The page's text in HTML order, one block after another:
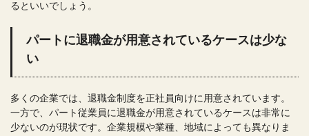
るといいでしょう。
パートに退職金が用意されているケースは少な
い
多くの企業では、退職金制度を正社員向けに用意されています。
一方で、パート従業員に退職金が用意されているケースは非常に
少ないのが現状です。企業規模や業種、地域によっても異なりま